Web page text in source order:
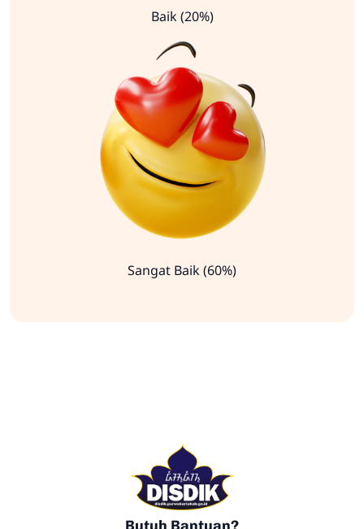
Baik (20%)
Sangat Baik (60%)